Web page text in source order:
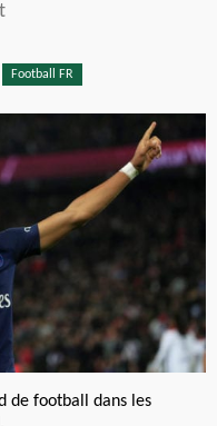
Football FR
de football dans les